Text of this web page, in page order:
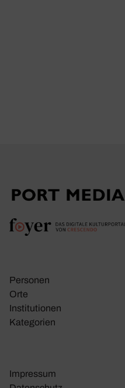
Personen
Orte
Insti­tu­tionen
Kate­go­rien
Impressum